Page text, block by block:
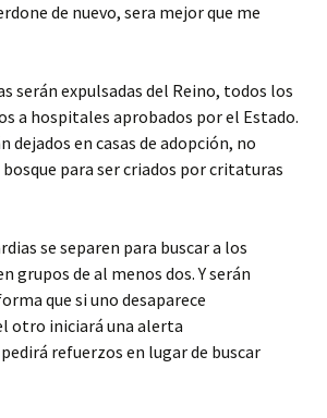
de nuevo, sera mejor que me
serán expulsadas del Reino, todos los
a hospitales aprobados por el Estado.
dejados en casas de adopción, no
para ser criados por critaturas
se separen para buscar a los
grupos de al menos dos. Y serán
que si uno desaparece
otro iniciará una alerta
refuerzos en lugar de buscar